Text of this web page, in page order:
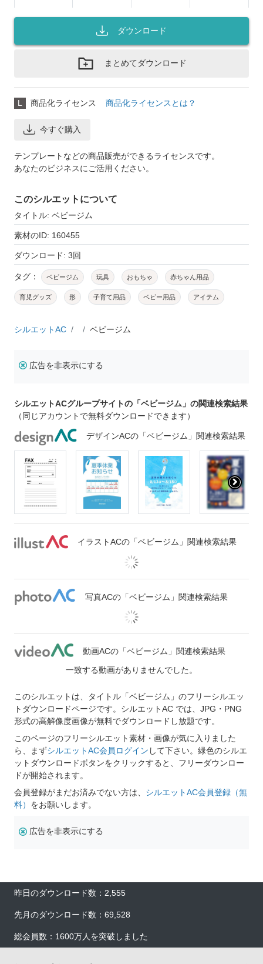
ダウンロード
まとめてダウンロード
L 商品化ライセンス 商品化ライセンスとは？
今すぐ購入
テンプレートなどの商品販売ができるライセンスです。
あなたのビジネスにご活用ください。
このシルエットについて
タイトル: ベビージム
素材のID: 160455
ダウンロード: 3回
タグ： ベビージム 玩具 おもちゃ 赤ちゃん用品
育児グッズ 形 子育て用品 ベビー用品 アイテム
シルエットAC ベビージム
広告を非表示にする
シルエットACグループサイトの「ベビージム」の関連検索結果
（同じアカウントで無料ダウンロードできます）
デザインACの「ベビージム」関連検索結果
イラストACの「ベビージム」関連検索結果
写真ACの「ベビージム」関連検索結果
動画ACの「ベビージム」関連検索結果
一致する動画がありませんでした。
このシルエットは、タイトル「ベビージム」のフリーシルエッ
トダウンロードページです。シルエットAC では、JPG・PNG
形式の高解像度画像が無料でダウンロードし放題です。
このページのフリーシルエット素材・画像が気に入りました
ら、まずシルエットAC会員ログイン して下さい。緑色のシルエ
ットダウンロードボタンをクリックすると、フリーダウンロー
ドが開始されます。
会員登録がまだお済みでない方は、 シルエットAC会員登録（無
料） をお願いします。
広告を非表示にする
昨日のダウンロード数：2,555
先月のダウンロード数：69,528
総会員数：1600万人を突破しました